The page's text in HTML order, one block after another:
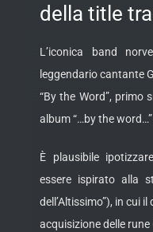
della title
L’iconica band
leggendario cantante
“By the Word”, primo
album “…by the
È plausibile
essere ispirato alla
dell’Altissimo”), in cui
acquisizione delle